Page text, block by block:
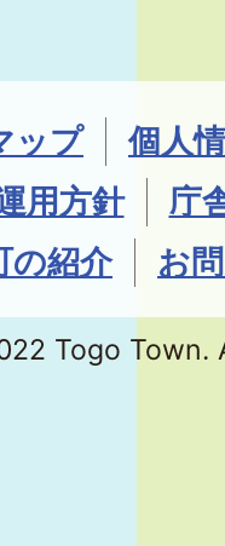
ップ
個人
用方針
庁
の紹介
お
Togo Town.